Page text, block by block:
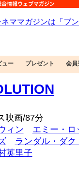
ュー プレゼント 会員
映画/87分
ィン
エミー・ロ
ランダル・ダク
英里子